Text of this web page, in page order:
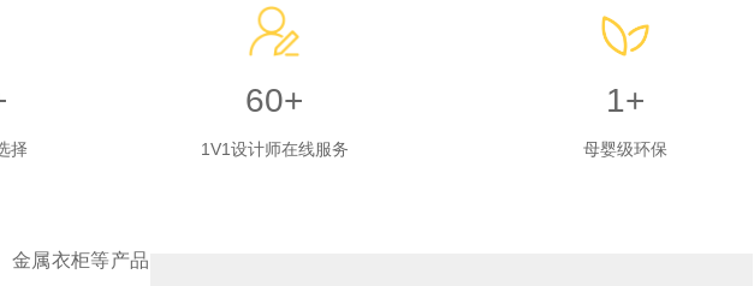
金属衣柜等产品
择
60+
1V1设计师在线服务
1+
母婴级环保